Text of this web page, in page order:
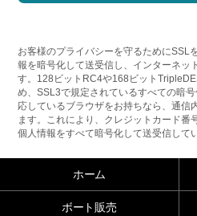
お客様のプライバシーを守るためにSSL
報を暗号化して送受信し、インターネッ
す。128ビットRC4や168ビット
め、SSL3で規定されているすべての暗
応しているブラウザをお持ちなら、通信
ます。これにより、クレジットカード番
個人情報をすべて暗号化して送受信して
ホーム
ボート販売